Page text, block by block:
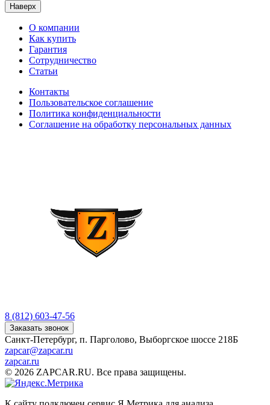
Наверх
О компании
Как купить
Гарантия
Сотрудничество
Статьи
Контакты
Пользовательское соглашение
Политика конфиденциальности
Соглашение на обработку персональных данных
8 (812) 603-47-56
Заказать звонок
Санкт-Петербург, п. Парголово, Выборгское шоссе 218Б
zapcar@zapcar.ru
zapcar.ru
© 2026 ZAPCAR.RU. Все права защищены.